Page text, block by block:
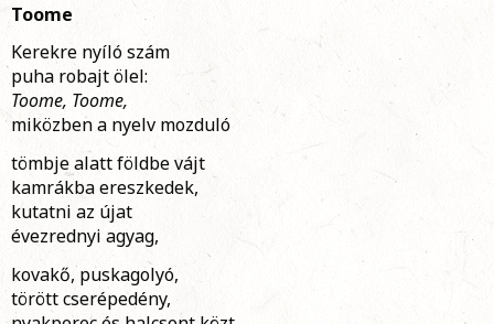
Toome
Kerekre nyíló szám
puha robajt ölel:
Toome, Toome,
miközben a nyelv mozduló
tömbje alatt földbe vájt
kamrákba ereszkedek,
kutatni az újat
évezrednyi agyag,
kovakő, puskagolyó,
törött cserépedény,